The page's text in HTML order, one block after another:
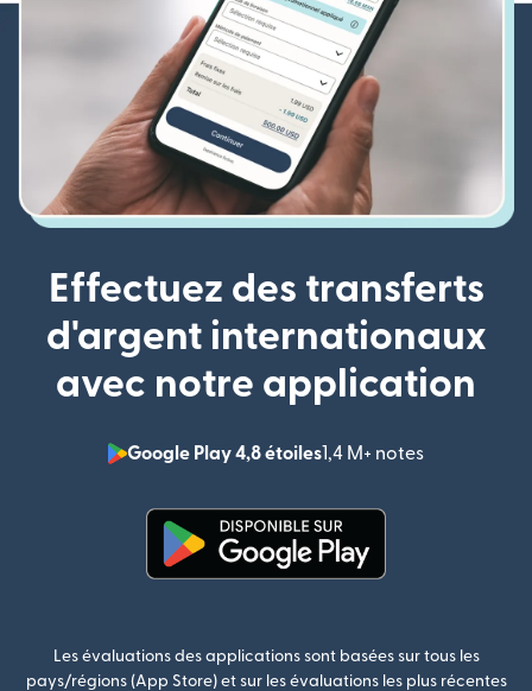
Effectuez des transferts
d'argent internationaux
avec notre application
Google Play 4,8 étoiles1,4 M+ notes
Les évaluations des applications sont basées sur tous les
pays/régions (App Store) et sur les évaluations les plus récentes